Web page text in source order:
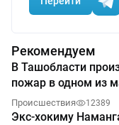
Рекомендуем
В Ташобласти
пожар в одном из
Происшествия 12389
Экс-хокиму